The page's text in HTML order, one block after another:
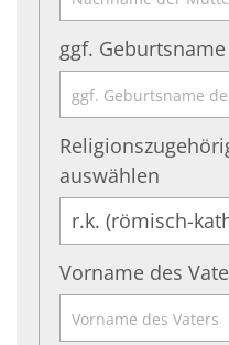
ggf.
auswählen
Vorname des